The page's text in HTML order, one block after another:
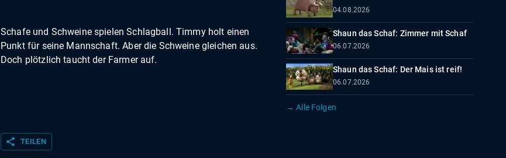
Schafe und Schweine spielen Schlagball. Timmy holt einen
Punkt für seine Mannschaft. Aber die Schweine gleichen aus.
Doch plötzlich taucht der Farmer auf.
share TEILEN
04.08.2026
Shaun das Schaf: Zimmer mit Schaf
06.07.2026
Shaun das Schaf: Der Mais ist reif!
06.07.2026
→ Alle Folgen